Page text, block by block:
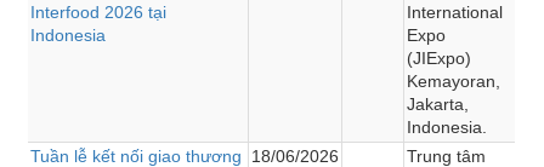
Interfood 2026 tại
Indonesia
International
Expo
(JIExpo)
Kemayoran,
Jakarta,
Indonesia.
Tuần lễ kết nối giao thương
18/06/2026
Trung tâm